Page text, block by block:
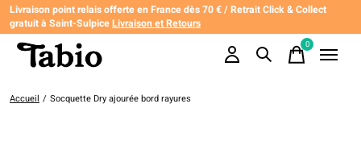
Livraison point relais offerte en France dès 70 € / Retrait Click & Collect
gratuit à Saint-SulpiceLivraison et Retours
0items
Accueil / Socquette Dry ajourée bord rayures